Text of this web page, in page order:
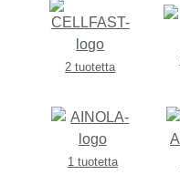
2 tuotetta
1 tuotetta